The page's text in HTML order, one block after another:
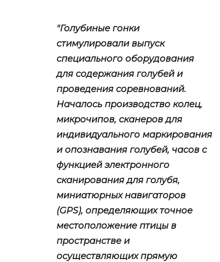
"Голубиные гонки
стимулировали выпуск
специального оборудования
для содержания голубей и
проведения соревнований.
Началось производство колец,
микрочипов, сканеров для
индивидуального маркирования
и опознавания голубей, часов с
функцией электронного
сканирования для голубя,
миниатюрных навигаторов
(GPS), определяющих точное
местоположение птицы в
пространстве и
осуществляющих прямую